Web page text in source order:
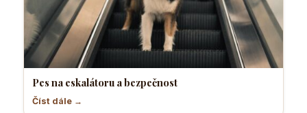
Pes na eskalátoru a bezpečnost
Číst dále →